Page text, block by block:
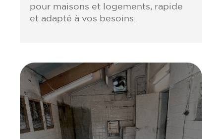
pour maisons et logements, rapide
et adapté à vos besoins.